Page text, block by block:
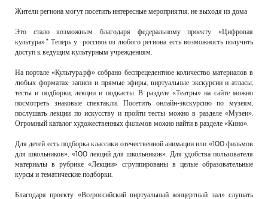
Жители региона могут посетить интересные мероприятия, не выходя из дома
Это стало возможным благодаря федеральному проекту «Цифровая
культура».* Теперь у россиян из любого региона есть возможность получить
доступ к ведущим культурным учреждениям.
На портале «Культура.рф» собрано беспрецедентное количество материалов в
любых форматах: записи и прямые эфиры, виртуальные экскурсии и атласы,
тесты и подборки, лекции и подкасты. В разделе «Театры» на сайте можно
посмотреть знаковые спектакли. Посетить онлайн-экскурсию по музеям,
послушать лекции по искусству и пройти тесты можно в разделе «Музеи».
Огромный каталог художественных фильмов можно найти в разделе «Кино».
Для детей есть подборка классики отечественной анимации или «100 фильмов
для школьников», «100 лекций для школьников». Для удобства пользователя
материалы в рубрике «Лекции» сгруппированы в целые образовательные
курсы и тематические подборки.
Благодаря проекту «Всероссийский виртуальный концертный зал» слушать